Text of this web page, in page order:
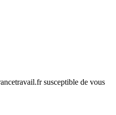
susceptible de vous